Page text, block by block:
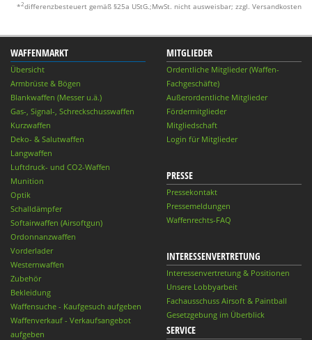
*2differenzbesteuert gemäß §25a UStG.;MwSt. nicht ausweisbar; zzgl. Versandkosten
WAFFENMARKT
Übersicht
Armbrüste & Bögen
Blankwaffen (Messer u.ä.)
Gas-, Signal-, Schreckschusswaffen
Kurzwaffen
Deko- & Salutwaffen
Langwaffen
Luftdruck- und CO2-Waffen
Munition
Optik
Schalldämpfer
Softairwaffen (Airsoftgun)
Ordonnanzwaffen
Vorderlader
Westernwaffen
Zubehör
Bekleidung
Waffensuche - Kaufgesuch aufgeben
Waffenverkauf - Verkaufsangebot
aufgeben
MITGLIEDER
Ordentliche Mitglieder (Waffen-
Fachgeschäfte)
Außerordentliche Mitglieder
Fördermitglieder
Mitgliedschaft
Login für Mitglieder
PRESSE
Pressekontakt
Pressemeldungen
Waffenrechts-FAQ
INTERESSENVERTRETUNG
Interessenvertretung & Positionen
Unsere Lobbyarbeit
Fachausschuss Airsoft & Paintball
Gesetzgebung im Überblick
SERVICE